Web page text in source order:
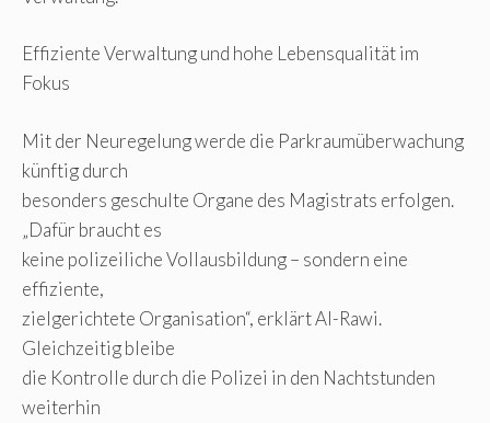
Effiziente Verwaltung und hohe Lebensqualität im
Fokus
Mit der Neuregelung werde die Parkraumüberwachung
künftig durch
besonders geschulte Organe des Magistrats erfolgen.
„Dafür braucht es
keine polizeiliche Vollausbildung – sondern eine
effiziente,
zielgerichtete Organisation“, erklärt Al-Rawi.
Gleichzeitig bleibe
die Kontrolle durch die Polizei in den Nachtstunden
weiterhin